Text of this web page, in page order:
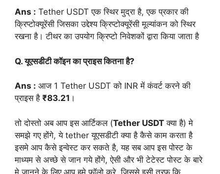
Ans : Tether USDT एक स्थिर मुद्रा है, एक प्रकार की
क्रिप्टोक्यूरेंसी जिसका उद्देश्य क्रिप्टोक्यूरेंसी मूल्यांकन को स्थिर
रखना है। टीथर का उपयोग क्रिप्टो निवेशकों द्वारा किया जाता है
Q. यूएसडीटी कॉइन का प्राइस कितना है?
Ans : आज 1 Tether USDT को INR में कंवर्ट करने की
प्राइस है ₹83.21 ।
तो दोस्तो अब आप इस आर्टिकल (Tether USDT क्या है) मे
समझे गए होंगे, ये tether यूएसडीटी क्या है कैसे काम करता है
इसमे आप कैसे इन्वेस्ट कर सकते है, यह सब आप इस पोस्ट के
माध्यम से अच्छे से जान गये होंगे, ऐसी और भी टेटेस्ट पोस्ट के बारे
मे जानने के लिए आप हमे फॉलो करे, जिससे इसी तरफ कि